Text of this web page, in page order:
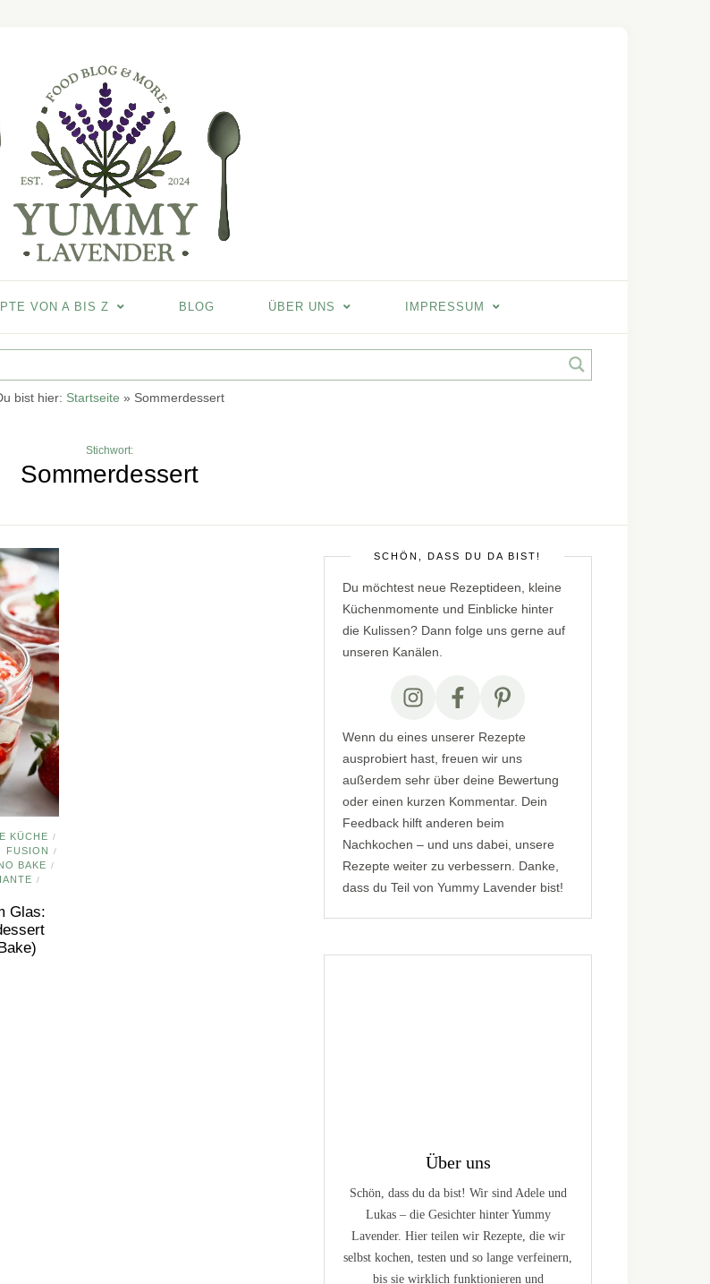
VON A BIS Z BLOG ÜBER UNS IMPRESSUM
bist hier: Startseite » Sommerdessert
Stichwort:
Sommerdessert
KÜCHE /
FUSION /
BAKE /
/
Glas:
SCHÖN, DASS DU DA BIST!
Du möchtest neue Rezeptideen, kleine
Küchenmomente und Einblicke hinter
die Kulissen? Dann folge uns gerne auf
unseren Kanälen.
Wenn du eines unserer Rezepte
ausprobiert hast, freuen wir uns
außerdem sehr über deine Bewertung
oder einen kurzen Kommentar. Dein
Feedback hilft anderen beim
Nachkochen – und uns dabei, unsere
Rezepte weiter zu verbessern. Danke,
dass du Teil von Yummy Lavender bist!
Über uns
Schön, dass du da bist! Wir sind Adele und
Lukas – die Gesichter hinter Yummy
Lavender. Hier teilen wir Rezepte, die wir
selbst kochen, testen und so lange verfeinern,
bis sie wirklich funktionieren und